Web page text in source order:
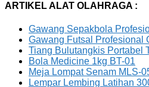
ARTIKEL ALAT OLAHRAGA :
Gawang Sepakbola
Gawang Futsal Profesional
Tiang Bulutangkis Portabel
Bola Medicine 1kg BT-01
Meja Lompat Senam MLS-
Lempar Lembing Latihan